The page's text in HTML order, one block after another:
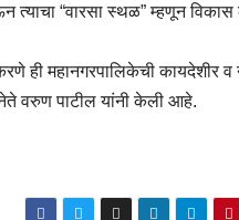
त्याचा “वारसा स्थळ” म्हणून विकास
ही महानगरपालिकेची कायदेशीर
नेते वरुण पाटील यांनी केली आहे.